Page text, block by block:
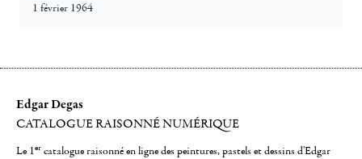
1 février 1964
Edgar Degas
CATALOGUE RAISONNÉ NUMÉRIQUE
Le 1er catalogue raisonné en ligne des peintures, pastels et dessins d'Edgar